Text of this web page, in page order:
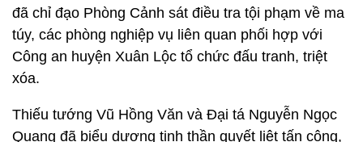
đã chỉ đạo Phòng Cảnh sát điều tra tội phạm về ma
túy, các phòng nghiệp vụ liên quan phối hợp với
Công an huyện Xuân Lộc tổ chức đấu tranh, triệt
xóa.
Thiếu tướng Vũ Hồng Văn và Đại tá Nguyễn Ngọc
Quang đã biểu dương tinh thần quyết liệt tấn công,